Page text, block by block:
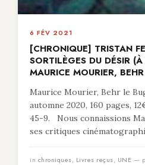
6 FÉV 2021
[CHRONIQUE] TRISTAN
SORTILÈGES DU DÉSIR
MAURICE MOURIER,
Maurice Mourier, Behr le
automne 2020, 160 pages,
45-9. Nous connaissions
ses critiques
in chroniques, Livres reçus, UNE —